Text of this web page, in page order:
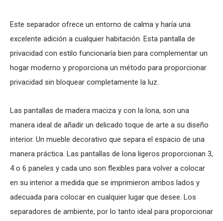
Este separador ofrece un entorno de calma y haría una
excelente adición a cualquier habitación. Esta pantalla de
privacidad con estilo funcionaría bien para complementar un
hogar moderno y proporciona un método para proporcionar
privacidad sin bloquear completamente la luz.
Las pantallas de madera maciza y con la lona, son una
manera ideal de añadir un delicado toque de arte a su diseño
interior. Un mueble decorativo que separa el espacio de una
manera práctica. Las pantallas de lona ligeros proporcionan 3,
4 o 6 paneles y cada uno son flexibles para volver a colocar
en su interior a medida que se imprimieron ambos lados y
adecuada para colocar en cualquier lugar que desee. Los
separadores de ambiente, por lo tanto ideal para proporcionar